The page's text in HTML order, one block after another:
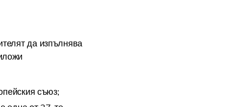
да изпълнява
съюз;